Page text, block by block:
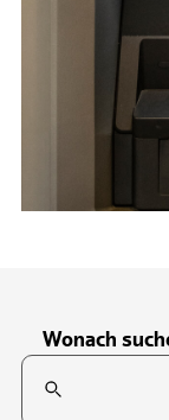
Wonach
Suchfeld